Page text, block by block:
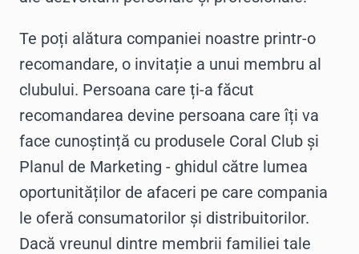
Te poți alătura companiei noastre printr-o
recomandare, o invitație a unui membru al
clubului. Persoana care ți-a făcut
recomandarea devine persoana care îți va
face cunoștință cu produsele Coral Club și
Planul de Marketing - ghidul către lumea
oportunităților de afaceri pe care compania
le oferă consumatorilor și distribuitorilor.
Dacă vreunul dintre membrii familiei tale